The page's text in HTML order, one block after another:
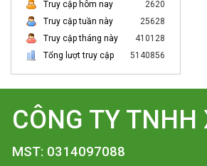
Truy cập hôm nay
2620
Truy cập tuần này
25628
Truy cập tháng này
410128
Tổng lượt truy cập
5140856
CÔNG TY
MST: 0314097088